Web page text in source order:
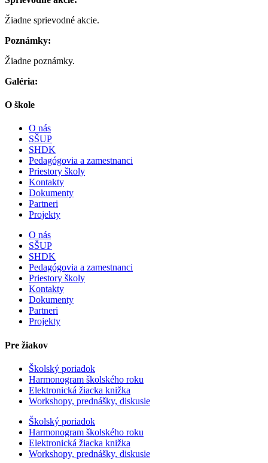
Žiadne sprievodné akcie.
Poznámky:
Žiadne poznámky.
Galéria:
O škole
O nás
SŠUP
SHDK
Pedagógovia a zamestnanci
Priestory školy
Kontakty
Dokumenty
Partneri
Projekty
O nás
SŠUP
SHDK
Pedagógovia a zamestnanci
Priestory školy
Kontakty
Dokumenty
Partneri
Projekty
Pre žiakov
Školský poriadok
Harmonogram školského roku
Elektronická žiacka knižka
Workshopy, prednášky, diskusie
Školský poriadok
Harmonogram školského roku
Elektronická žiacka knižka
Workshopy, prednášky, diskusie